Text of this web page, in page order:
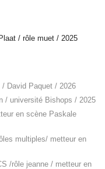
/ rôle muet / 2025
/ David Paquet / 2026
/ université Bishops / 2025
en scène Paskale
multiples/ metteur en
/rôle jeanne / metteur en